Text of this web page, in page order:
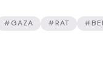
#GAZA #RAT